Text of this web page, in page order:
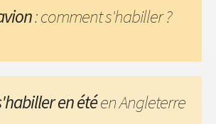
: comment s'habiller ?
en étéen Angleterre